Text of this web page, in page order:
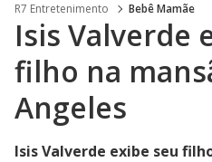
R7 Entretenimento Bebê Mamãe
Isis Valverde
filho na
Angeles
Isis Valverde exibe seu